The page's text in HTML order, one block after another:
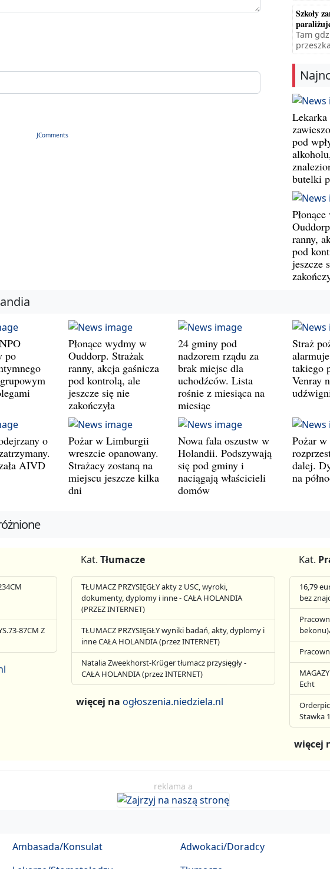
JComments
Szkoły
Tam
pod
butelki
ranny,
pod
jeszcze
po
Płonące wydmy w
Ouddorp. Strażak
ranny, akcja gaśnicza
pod kontrolą, ale
jeszcze się nie
zakończyła
24 gminy pod
nadzorem rządu za
brak miejsc dla
uchodźców. Lista
rośnie z miesiąca na
miesiąc
Straż
takiego
Venray
o
AIVD
Pożar w Limburgii
wreszcie opanowany.
Strażacy zostaną na
miejscu jeszcze kilka
dni
Nowa fala oszustw w
Holandii. Podszywają
się pod gminy i
naciągają właścicieli
domów
Pożar
dalej.
na
87CM Z
Kat. Tłumacze
TŁUMACZ PRZYSIĘGŁY akty z USC, wyroki,
dokumenty, dyplomy i inne - CAŁA HOLANDIA
(PRZEZ INTERNET)
TŁUMACZ PRZYSIĘGŁY wyniki badań, akty, dyplomy i
inne CAŁA HOLANDIA (przez INTERNET)
Natalia Zweekhorst-Krüger tłumacz przysięgły -
CAŁA HOLANDIA (przez INTERNET)
więcej naogłoszenia.niedziela.nl
Kat.
16,79
bez
Echt
Stawka
więcej
reklama a
Ambasada/Konsulat
Adwokaci/Doradcy